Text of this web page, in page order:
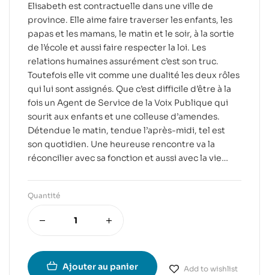
Elisabeth est contractuelle dans une ville de
province. Elle aime faire traverser les enfants, les
papas et les mamans, le matin et le soir, à la sortie
de l’école et aussi faire respecter la loi. Les
relations humaines assurément c’est son truc.
Toutefois elle vit comme une dualité les deux rôles
qui lui sont assignés. Que c’est difficile d’être à la
fois un Agent de Service de la Voix Publique qui
sourit aux enfants et une colleuse d’amendes.
Détendue le matin, tendue l’après-midi, tel est
son quotidien. Une heureuse rencontre va la
réconcilier avec sa fonction et aussi avec la vie…
Quantité
Ajouter au panier Add to wishlist